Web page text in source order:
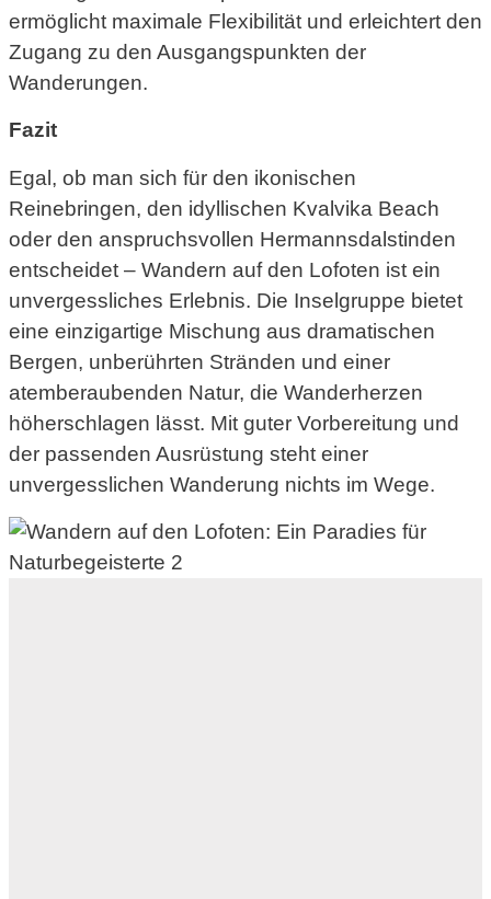
ermöglicht maximale Flexibilität und erleichtert den
Zugang zu den Ausgangspunkten der
Wanderungen.
Fazit
Egal, ob man sich für den ikonischen
Reinebringen, den idyllischen Kvalvika Beach
oder den anspruchsvollen Hermannsdalstinden
entscheidet – Wandern auf den Lofoten ist ein
unvergessliches Erlebnis. Die Inselgruppe bietet
eine einzigartige Mischung aus dramatischen
Bergen, unberührten Stränden und einer
atemberaubenden Natur, die Wanderherzen
höherschlagen lässt. Mit guter Vorbereitung und
der passenden Ausrüstung steht einer
unvergesslichen Wanderung nichts im Wege.